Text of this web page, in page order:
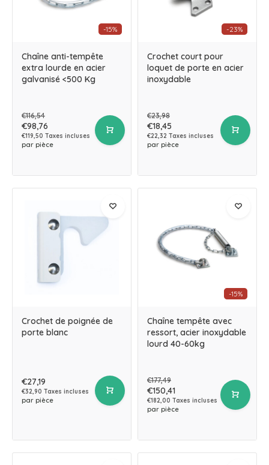
-15%
Chaîne anti-tempête
extra lourde en acier
galvanisé <500 Kg
€116,54
€98,76
€119,50 Taxes incluses
par pièce
-23%
Crochet court pour
loquet de porte en acier
inoxydable
€23,98
€18,45
€22,32 Taxes incluses
par pièce
Crochet de poignée de
porte blanc
€27,19
€32,90 Taxes incluses
par pièce
-15%
Chaîne tempête avec
ressort, acier inoxydable
lourd 40-60kg
€177,49
€150,41
€182,00 Taxes incluses
par pièce